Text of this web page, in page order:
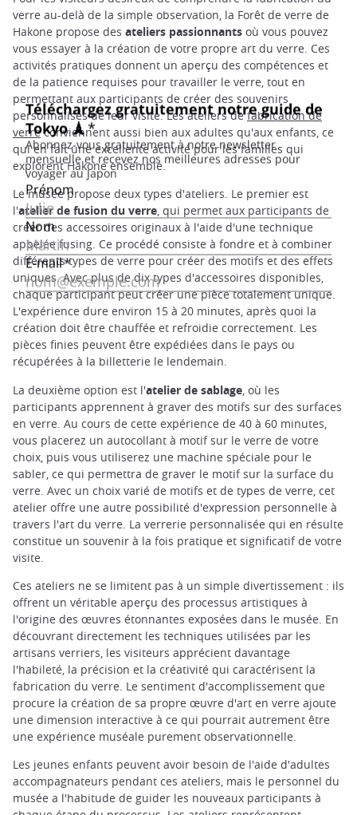
verre au-delà de la simple observation, la Forêt de verre de
Hakone propose des ateliers passionnants où vous pouvez
vous essayer à la création de votre propre art du verre. Ces
activités pratiques donnent un aperçu des compétences et
de la patience requises pour travailler le verre, tout en
permettant aux participants de créer des souvenirs
personnalisés de leur visite. Les ateliers defabrication de
verreconviennent aussi bien aux adultes qu'aux enfants, ce
qui en fait une excellente activité pour les familles qui
explorent Hakone ensemble.
Le musée propose deux types d'ateliers. Le premier est
l'atelier de fusion du verre, qui permet aux participants de
créer des accessoires originaux à l'aide d'une technique
appelée fusing. Ce procédé consiste à fondre et à combiner
différents types de verre pour créer des motifs et des effets
uniques. Avec plus de dix types d'accessoires disponibles,
chaque participant peut créer une pièce totalement unique.
L'expérience dure environ 15 à 20 minutes, après quoi la
création doit être chauffée et refroidie correctement. Les
pièces finies peuvent être expédiées dans le pays ou
récupérées à la billetterie le lendemain.
La deuxième option est l'atelier de sablage , où les
participants apprennent à graver des motifs sur des surfaces
en verre. Au cours de cette expérience de 40 à 60 minutes,
vous placerez un autocollant à motif sur le verre de votre
choix, puis vous utiliserez une machine spéciale pour le
sabler, ce qui permettra de graver le motif sur la surface du
verre. Avec un choix varié de motifs et de types de verre, cet
atelier offre une autre possibilité d'expression personnelle à
travers l'art du verre. La verrerie personnalisée qui en résulte
constitue un souvenir à la fois pratique et significatif de votre
visite.
Ces ateliers ne se limitent pas à un simple divertissement : ils
offrent un véritable aperçu des processus artistiques à
l'origine des œuvres étonnantes exposées dans le musée. En
découvrant directement les techniques utilisées par les
artisans verriers, les visiteurs apprécient davantage
l'habileté, la précision et la créativité qui caractérisent la
fabrication du verre. Le sentiment d'accomplissement que
procure la création de sa propre œuvre d'art en verre ajoute
une dimension interactive à ce qui pourrait autrement être
une expérience muséale purement observationnelle.
Les jeunes enfants peuvent avoir besoin de l'aide d'adultes
accompagnateurs pendant ces ateliers, mais le personnel du
musée a l'habitude de guider les nouveaux participants à